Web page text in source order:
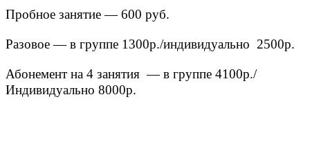
Пробное занятие — 600 руб.
Разовое — в группе 1300р./индивидуально 2500р.
Абонемент на 4 занятия — в группе 4100р./
Индивидуально 8000р.